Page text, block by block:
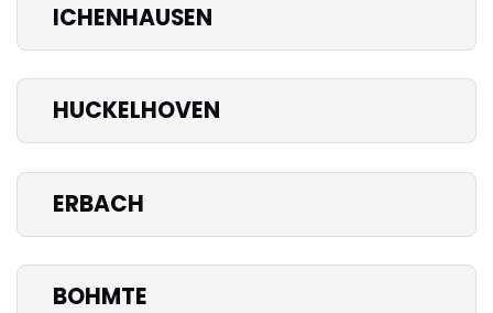
ICHENHAUSEN
HUCKELHOVEN
ERBACH
BOHMTE